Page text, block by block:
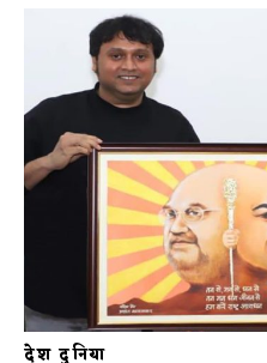
देश दुनिया